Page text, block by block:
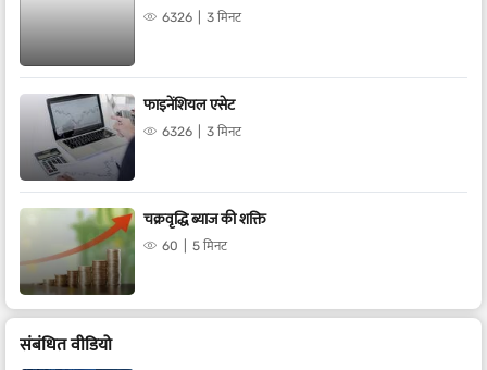
6326 3 मिनट
फाइनेंशियल एसेट
6326 3 मिनट
चक्रवृद्धि ब्याज की शक्ति
60 5 मिनट
संबंधित वीडियो